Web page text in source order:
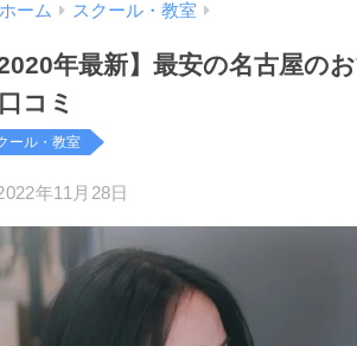
ホーム スクール・教室
2020年最新】最安の名古屋の
コミ
ール・教室
年11月28日